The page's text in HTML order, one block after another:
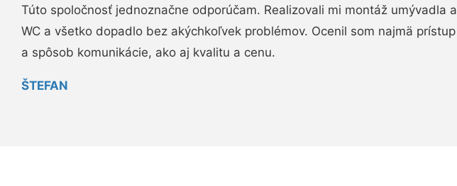
Túto spoločnosť jednoznačne odporúčam. Realizovali mi montáž umývadla a
WC a všetko dopadlo bez akýchkoľvek problémov. Ocenil som najmä prístup
a spôsob komunikácie, ako aj kvalitu a cenu.
ŠTEFAN